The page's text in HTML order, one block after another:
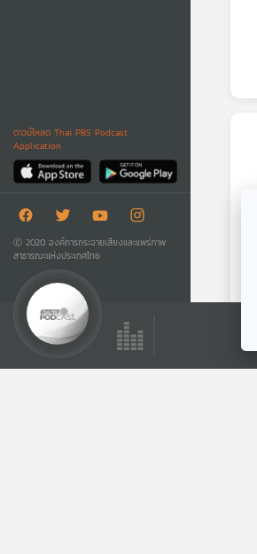
ดาวน์โหลด Thai PBS Podcast
Application
Ⓒ 2020 องค์การกระจายเสียงและแพร่ภาพ
สาธารณะแห่งประเทศไทย